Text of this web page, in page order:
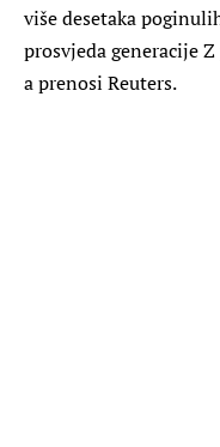
više desetaka
prosvjeda generacije
a prenosi Reuters.